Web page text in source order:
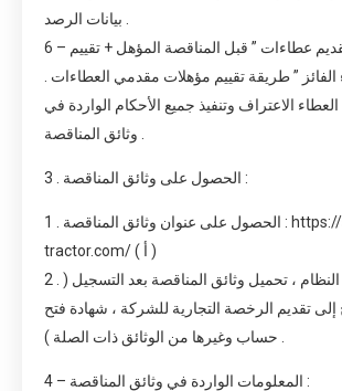
6 – هذه الدعوة إلى تقديم عطاءات ” قبل المناقصة المؤهل + تقييم
الفائز ” طريقة تقييم مؤهلات مقدمي العطاءات .
الاعتراف وتنفيذ جميع الأحكام الواردة في
3 . الحصول على وثائق المناقصة :
1 . الحصول على عنوان وثائق المناقصة : https://srm.www.df-
tractor.com/ ( أ )
2 . وفقا لمتطلبات النظام ، تحميل وثائق المناقصة بعد التسجيل (
إلى تقديم الرخصة التجارية للشركة ، شهادة فتح
4 – المعلومات الواردة في وثائق المناقصة :